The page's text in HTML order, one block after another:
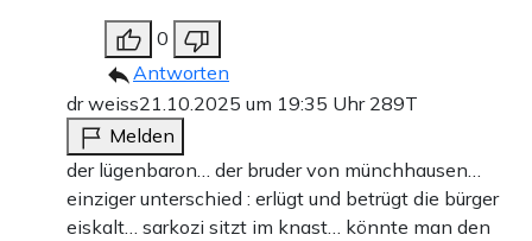
0
Antworten
dr weiss21.10.2025 um 19:35 Uhr 289T
Melden
der lügenbaron… der bruder von münchhausen…
einziger unterschied : erlügt und betrügt die bürger
eiskalt… sarkozi sitzt im knast… könnte man den